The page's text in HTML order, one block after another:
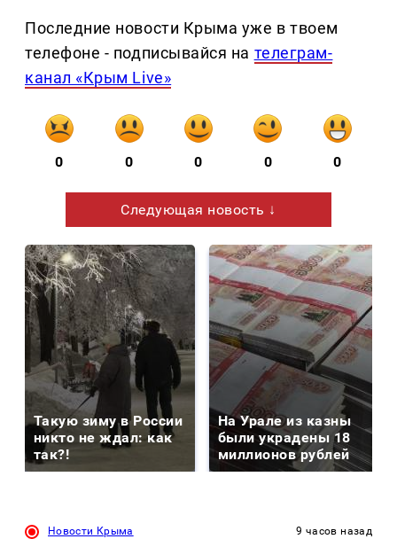
Последние новости Крыма уже в твоем
телефоне - подписывайся на телеграм-
канал «Крым Live»
0 0 0 0 0
Следующая новость ↓
Такую зиму в России
никто не ждал: как
так?!
На Урале из казны
были украдены 18
миллионов рублей
Новости Крыма 9 часов назад